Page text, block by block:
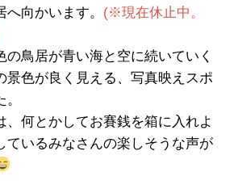
向かいます。 (※現在休止中。
の鳥居が青い海と空に続いていく
景色が良く見える、写真映えスポ
、何とかしてお賽銭を箱に入れよ
ているみなさんの楽しそうな声が